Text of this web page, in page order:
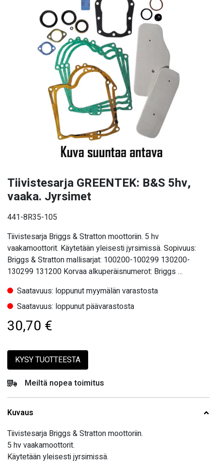
Tiivistesarja GREENTEK: B&S 5hv,
vaaka. Jyrsimet
441-8R35-105
Tiivistesarja Briggs & Stratton moottoriin. 5 hv
vaakamoottorit. Käytetään yleisesti jyrsimissä. Sopivuus:
Briggs & Stratton mallisarjat: 100200-100299 130200-
130299 131200 Korvaa alkuperäisnumerot: Briggs …
Saatavuus: loppunut myymälän varastosta
Saatavuus: loppunut päävarastosta
30,70 €
KYSY TUOTTEESTA
Meiltä nopea toimitus
Kuvaus
Tiivistesarja Briggs & Stratton moottoriin.
5 hv vaakamoottorit.
Käytetään yleisesti jyrsimissä.